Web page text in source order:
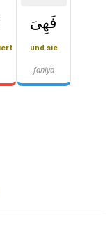
فَهِىَ
und sie
fahiya